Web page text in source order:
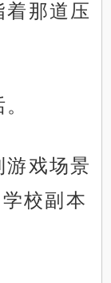
着那道压
戏场景
校副本